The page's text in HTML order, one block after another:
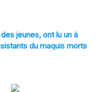
jeunes, ont lu un à
du maquis morts